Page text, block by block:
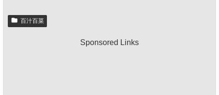
百汁百菜
Sponsored Links